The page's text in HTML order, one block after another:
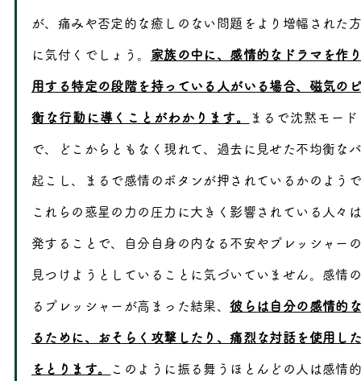
が、痛みや否定的な癒しのない問題をより増幅された
に気付くでしょう。 家族の中に、感情的なドラマを作
用する特定の段階を持っている人がいる場合、磁気の
衡な行動に導くことがわかります。 まるで沈黙モー
で、どこからともなく現れて、過去に見せた不均衡な
起こし、まるで感情のボタンが押されているかのよう
これらの惑星の力の圧力に大きく影響されている人々
発することで、自分自身の内なる不安やプレッシャー
見つけようとしていることに気づいていません。感情
るプレッシャーが高まった結果、彼らは自分の感情的
るために、おそらく攻撃したり、痛烈な対話を使用し
をとります。 このように振る舞うほとんどの人は感情